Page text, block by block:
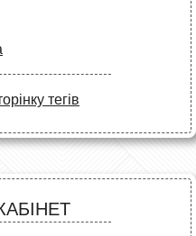
тегів